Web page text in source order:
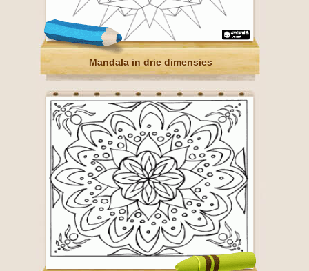
Mandala in drie dimensies